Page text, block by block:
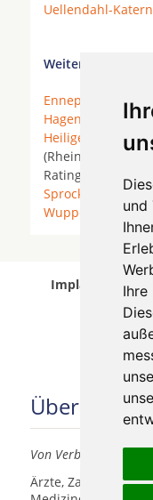
und
Ihre
Uellendahl-
Weitere Orte in
Ennepetal *
Hagen
Heiligenhaus
*
(Rheinland) *
Ratingen *
Sprockhövel
*
Wuppertal
Implantologen
05
Über uns
Von Verbrauchern für
Ärzte, Zahnärzte,